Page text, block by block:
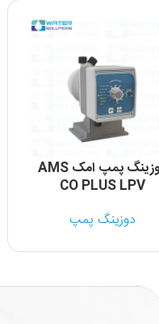
دوزینگ پمپ امک AMS
CO PLUS LPV
دوزینگ پمپ